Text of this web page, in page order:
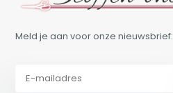
Meld je aan voor onze nieuwsbrief: